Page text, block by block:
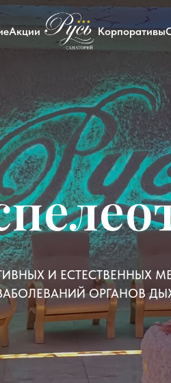
Акции Корпоративы
И ЕСТЕСТВЕННЫХ
ОРГАНОВ